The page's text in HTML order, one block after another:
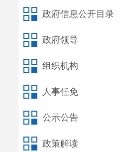
政府信息公开目录
政府领导
组织机构
人事任免
公示公告
政策解读